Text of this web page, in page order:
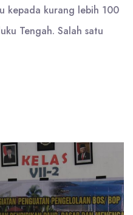
kepada kurang lebih 100
Tengah. Salah satu